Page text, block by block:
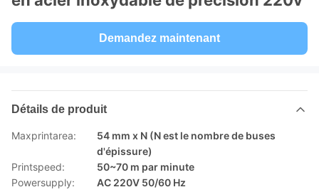
Demandez maintenant
Détails de produit
Maxprintarea:
54 mm x N (N est le nombre de buses
d'épissure)
Printspeed:
50~70 m par minute
Powersupply:
AC 220V 50/60 Hz